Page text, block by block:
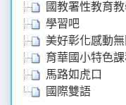
國教署性教育
學習吧
美好彰化感動
育華國小特色
馬路如虎口
國際雙語